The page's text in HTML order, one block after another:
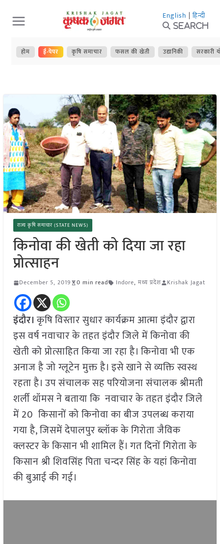
Skip
to
content
English | हिन्दी
Search
होम ई-पेपर कृषि समाचार फसल की खेती उद्यानिकी सरकारी
राज्य कृषि समाचार (STATE NEWS)
किनोवा की खेती को दिया जा रहा
प्रोत्साहन
December 5, 2019 0 min read Indore, मध्य प्रदेश Krishak Jagat
इंदौर।कृषि विस्तार सुधार कार्यक्रम आत्मा इंदौर द्वारा
इस वर्ष नवाचार के तहत इंदौर जिले में किनोवा की
खेती को प्रोत्साहित किया जा रहा है। किनोवा भी एक
अनाज है जो ग्लूटेन मुक्त है। इसे खाने से व्यक्ति स्वस्थ
रहता है। उप संचालक सह परियोजना संचालक श्रीमती
शर्ली थॉमस ने बताया कि नवाचार के तहत इंदौर जिले
में 20 किसानों को किनोवा का बीज उपलब्ध कराया
गया है, जिसमें देपालपुर ब्लॉक के गिरोता जैविक
क्लस्टर के किसान भी शामिल हैं। गत दिनों गिरोता के
किसान श्री शिवसिंह पिता चन्दर सिंह के यहां किनोवा
की बुआई की गई।